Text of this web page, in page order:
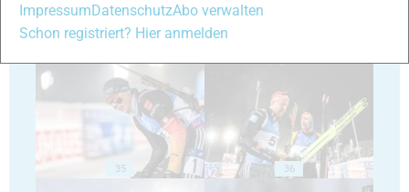
33
35 36
ImpressumDatenschutzAbo verwalten
Schon registriert? Hier anmelden